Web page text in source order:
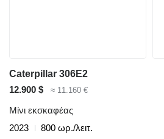
Caterpillar 306E2
12.900 $
≈ 11.160 €
Μίνι εκσκαφέας
2023
800 ωρ./λειτ.